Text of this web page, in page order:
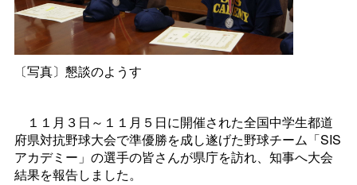
〔写真〕懇談のようす
１１月３日～１１月５日に開催された全国中学生都道
府県対抗野球大会で準優勝を成し遂げた野球チーム「SIS
アカデミー」の選手の皆さんが県庁を訪れ、知事へ大会
結果を報告しました。